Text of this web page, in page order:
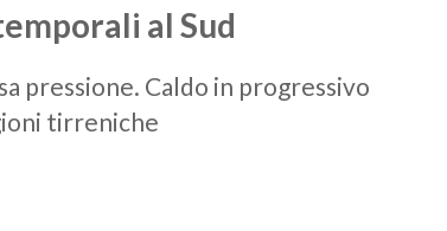
al Sud
pressione. Caldo in progressivo
tirreniche